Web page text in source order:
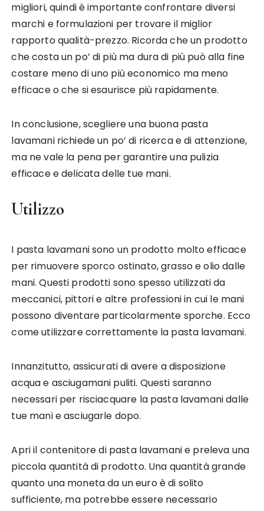
migliori, quindi è importante confrontare diversi
marchi e formulazioni per trovare il miglior
rapporto qualità-prezzo. Ricorda che un prodotto
che costa un po’ di più ma dura di più può alla fine
costare meno di uno più economico ma meno
efficace o che si esaurisce più rapidamente.
In conclusione, scegliere una buona pasta
lavamani richiede un po’ di ricerca e di attenzione,
ma ne vale la pena per garantire una pulizia
efficace e delicata delle tue mani.
Utilizzo
I pasta lavamani sono un prodotto molto efficace
per rimuovere sporco ostinato, grasso e olio dalle
mani. Questi prodotti sono spesso utilizzati da
meccanici, pittori e altre professioni in cui le mani
possono diventare particolarmente sporche. Ecco
come utilizzare correttamente la pasta lavamani.
Innanzitutto, assicurati di avere a disposizione
acqua e asciugamani puliti. Questi saranno
necessari per risciacquare la pasta lavamani dalle
tue mani e asciugarle dopo.
Apri il contenitore di pasta lavamani e preleva una
piccola quantità di prodotto. Una quantità grande
quanto una moneta da un euro è di solito
sufficiente, ma potrebbe essere necessario